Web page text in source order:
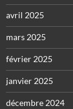
avril 2025
mars 2025
février 2025
janvier 2025
décembre 2024